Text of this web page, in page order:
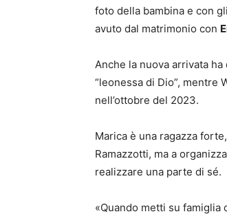
foto della bambina e con
avuto dal matrimonio con
Anche la nuova arrivata ha
“leonessa di Dio”, mentre
nell’ottobre del 2023.
Marica è una ragazza
Ramazzotti, ma a
realizzare una parte di sé.
«Quando metti su